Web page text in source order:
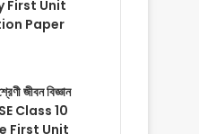
First Unit
Paper
জীবন বিজ্ঞান
Class 10
First Unit